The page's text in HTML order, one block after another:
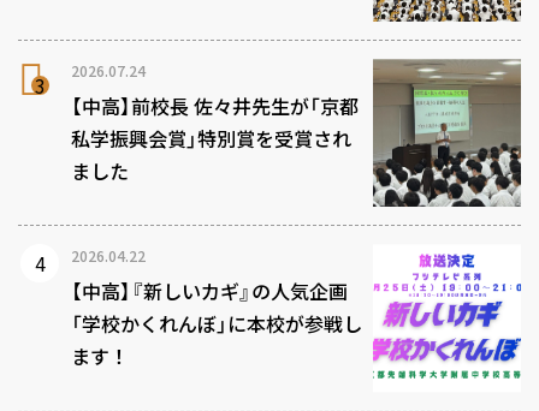
2026.07.24
【中高】前校長 佐々井先生が「京都
私学振興会賞」特別賞を受賞され
ました
2026.04.22
【中高】『新しいカギ』の人気企画
「学校かくれんぼ」に本校が参戦し
ます！